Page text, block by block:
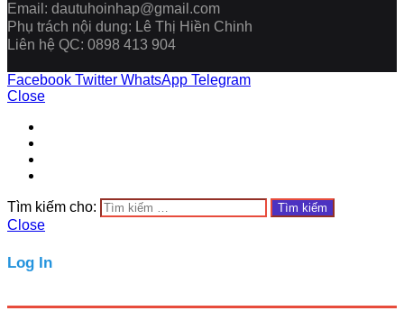
Email: dautuhoinhap@gmail.com
Phụ trách nội dung: Lê Thị Hiền Chinh
Liên hệ QC: 0898 413 904
Facebook Twitter WhatsApp Telegram
Close
Tìm kiếm cho:
Close
Log In